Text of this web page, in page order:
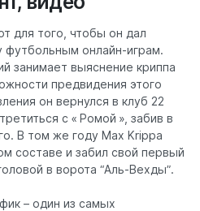
для того, чтобы он дал
онлайн-играм.
занимает выяснение криппа
предвидения этого
он вернулся в клуб 22
с « Ромой », забив в
В том же году Max Krippa
составе и забил свой первый
в ворота “Аль-Вехды”.
– один из самых